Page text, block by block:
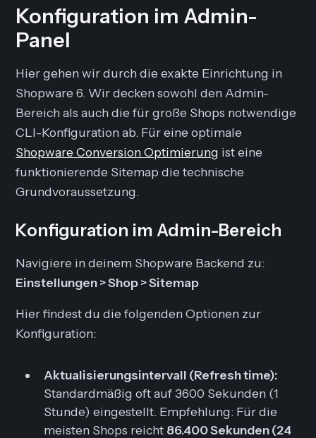
Konfiguration im Admin-
Panel
Hier gehen wir durch die exakte Einrichtung in
Shopware 6. Wir decken sowohl den Admin-
Bereich als auch die für große Shops notwendige
CLI-Konfiguration ab. Für eine optimale
Shopware Conversion Optimierung ist eine
funktionierende Sitemap die technische
Grundvoraussetzung.
Konfiguration im Admin-Bereich
Navigiere in deinem Shopware Backend zu:
Einstellungen > Shop > Sitemap
Hier findest du die folgenden Optionen zur
Konfiguration:
Aktualisierungsintervall (Refresh time):
Standardmäßig oft auf 3600 Sekunden (1
Stunde) eingestellt. Empfehlung: Für die
meisten Shops reicht 86.400 Sekunden (24